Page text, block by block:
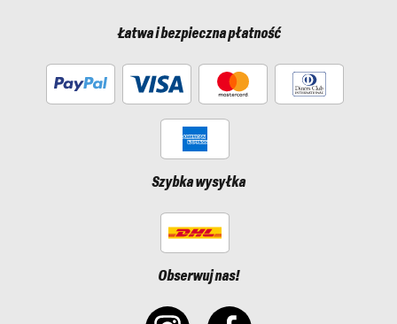
Łatwa i bezpieczna płatność
Szybka wysyłka
Obserwuj nas!